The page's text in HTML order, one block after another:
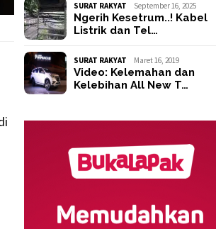
SURAT RAKYAT September 16, 2025
Ngerih Kesetrum..! Kabel
Listrik dan Tel…
SURAT RAKYAT Maret 16, 2019
Video: Kelemahan dan
Kelebihan All New T…